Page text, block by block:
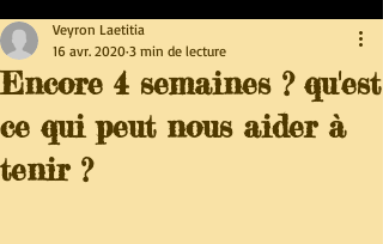
Encore 4 semaines ? qu'est
ce qui peut nous aider à
tenir ?
Veyron Laetitia
16 avr. 2020 3 min de lecture